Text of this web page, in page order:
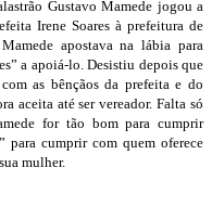
Gustavo Mamede jogou a
Irene Soares à prefeitura de
apostava na lábia para
a apoiá-lo. Desistiu depois que
as bênçãos da prefeita e do
aceita até ser vereador. Falta só
for tão bom para cumprir
para cumprir com quem oferece
mulher.